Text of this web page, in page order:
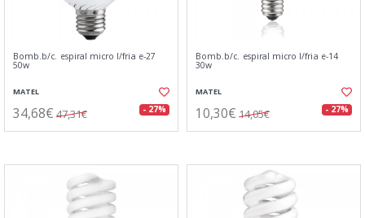
Bomb.b/c. espiral micro l/fria e-27
50w
MATEL
34,68€ 47,31€ - 27%
Bomb.b/c. espiral micro l/fria e-14
30w
MATEL
10,30€ 14,05€ - 27%